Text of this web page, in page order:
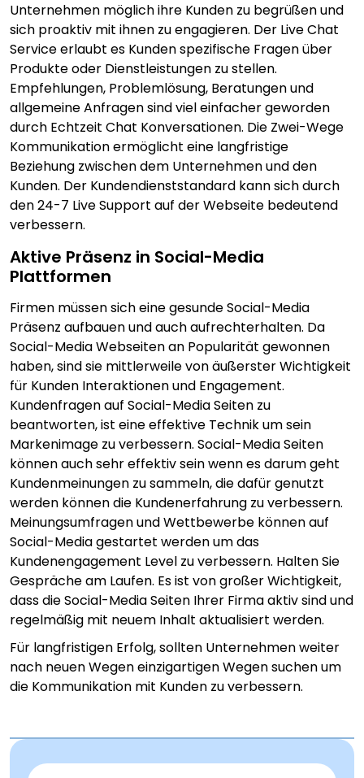
Unternehmen möglich ihre Kunden zu begrüßen und
sich proaktiv mit ihnen zu engagieren. Der Live Chat
Service erlaubt es Kunden spezifische Fragen über
Produkte oder Dienstleistungen zu stellen.
Empfehlungen, Problemlösung, Beratungen und
allgemeine Anfragen sind viel einfacher geworden
durch Echtzeit Chat Konversationen. Die Zwei-Wege
Kommunikation ermöglicht eine langfristige
Beziehung zwischen dem Unternehmen und den
Kunden. Der Kundendienststandard kann sich durch
den 24-7 Live Support auf der Webseite bedeutend
verbessern.
Aktive Präsenz in Social-Media
Plattformen
Firmen müssen sich eine gesunde Social-Media
Präsenz aufbauen und auch aufrechterhalten. Da
Social-Media Webseiten an Popularität gewonnen
haben, sind sie mittlerweile von äußerster Wichtigkeit
für Kunden Interaktionen und Engagement.
Kundenfragen auf Social-Media Seiten zu
beantworten, ist eine effektive Technik um sein
Markenimage zu verbessern. Social-Media Seiten
können auch sehr effektiv sein wenn es darum geht
Kundenmeinungen zu sammeln, die dafür genutzt
werden können die Kundenerfahrung zu verbessern.
Meinungsumfragen und Wettbewerbe können auf
Social-Media gestartet werden um das
Kundenengagement Level zu verbessern. Halten Sie
Gespräche am Laufen. Es ist von großer Wichtigkeit,
dass die Social-Media Seiten Ihrer Firma aktiv sind und
regelmäßig mit neuem Inhalt aktualisiert werden.
Für langfristigen Erfolg, sollten Unternehmen weiter
nach neuen Wegen einzigartigen Wegen suchen um
die Kommunikation mit Kunden zu verbessern.